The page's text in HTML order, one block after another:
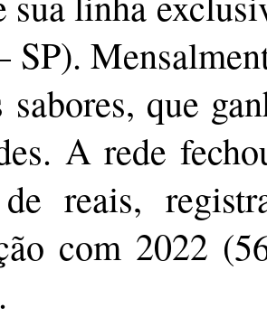
SP).
que
A rede
reais,
com 2022